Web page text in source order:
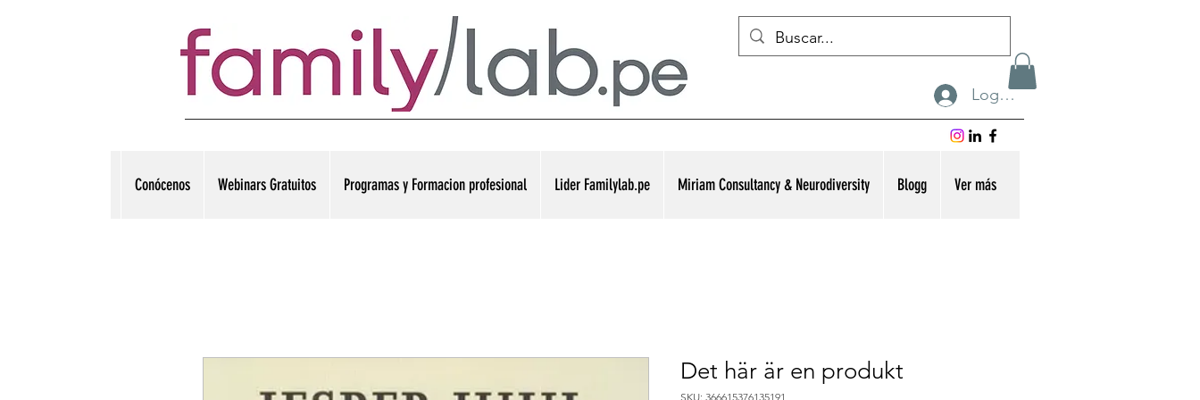
Logga in
Conócenos Webinars Gratuitos Programas y Formacion profesional Lider Familylab.pe Miriam Consultancy & Neurodiversity Blogg Ver más
Det här är en produkt
SKU: 366615376135191